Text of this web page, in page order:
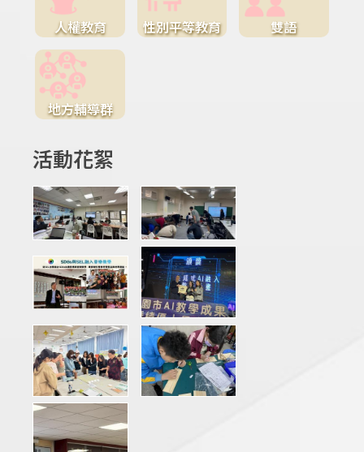
人權教育 性別平等教育 雙語
地方輔導群
活動花絮